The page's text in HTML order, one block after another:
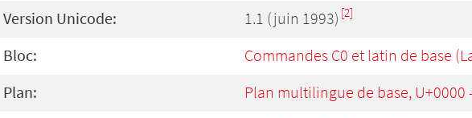
Version Unicode: 1.1 (juin 1993) [2]
Bloc: Commandes C0 et latin de base
Plan: Plan multilingue de base, U+0000